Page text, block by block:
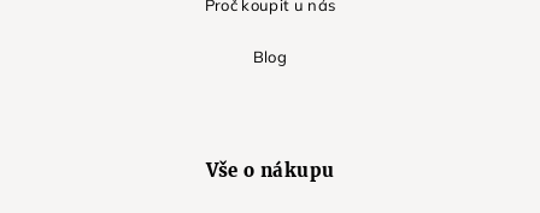
Proč koupit u nás
Blog
Vše o nákupu